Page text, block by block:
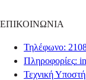
ΕΠΙΚΟΙΝΩΝΙΑ
Τηλέφωνο:
Πληροφορίες:
Τεχνική